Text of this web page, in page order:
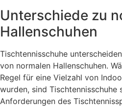
Unterschiede zu
Hallenschuhen
Tischtennisschuhe
von normalen Hallenschuhen.
Regel für eine Vielzahl von
wurden, sind Tischtennisschuhe
Anforderungen des